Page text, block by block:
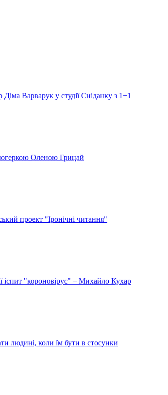
Варварук у студії Сніданку з 1+1
Оленою Грицай
проект "Іронічні читання"
іспит "короновірус" – Михайло Кухар
людині, коли їм бути в стосунки